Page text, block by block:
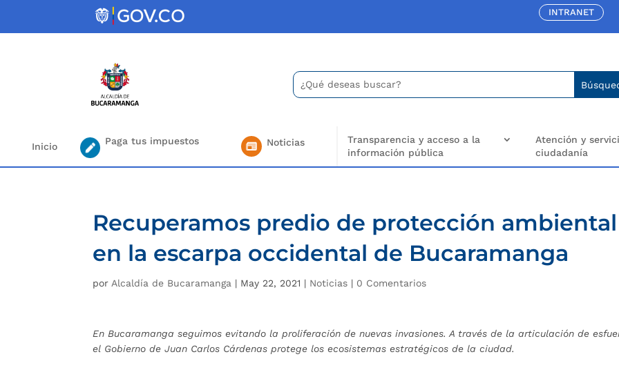
INTRANET
Buscar:
Search
for...
Inicio Paga tus impuestos Noticias
Transparencia y acceso a la
información pública
Atención y
ciudadanía
Recuperamos predio de protección ambiental
en la escarpa occidental de Bucaramanga
por Alcaldía de Bucaramanga | May 22, 2021 | Noticias | 0 Comentarios
En Bucaramanga seguimos evitando la proliferación de nuevas invasiones. A través de la articulación de
el Gobierno de Juan Carlos Cárdenas protege los ecosistemas estratégicos de la ciudad.